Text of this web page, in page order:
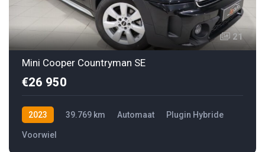
21
Mini Cooper Countryman SE
€26 950
2023 39.769 km Automaat Plugin Hybride
Voorwiel